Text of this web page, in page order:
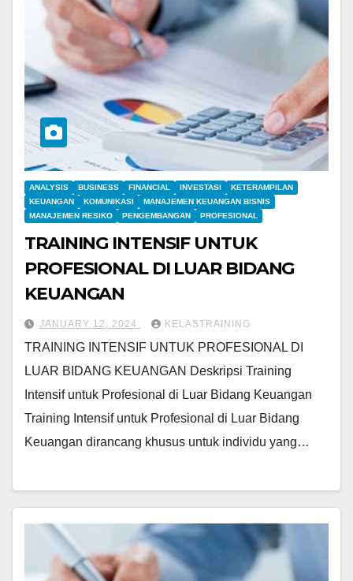
ANALYSIS BUSINESS FINANCIAL INVESTASI
KETERAMPILAN
KEUANGAN
KOMUNIKASI
MANAJEMEN KEUANGAN BISNIS
MANAJEMEN RESIKO
PENGEMBANGAN PROFESIONAL
TRAINING INTENSIF UNTUK
PROFESIONAL DI LUAR BIDANG
KEUANGAN
JANUARY 12, 2024 KELASTRAINING
TRAINING INTENSIF UNTUK PROFESIONAL DI
LUAR BIDANG KEUANGAN Deskripsi Training
Intensif untuk Profesional di Luar Bidang Keuangan
Training Intensif untuk Profesional di Luar Bidang
Keuangan dirancang khusus untuk individu yang…